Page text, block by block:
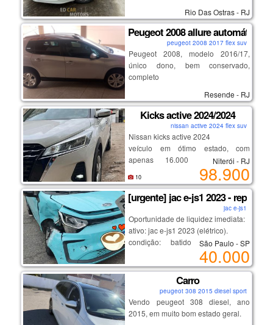
Rio Das Ostras - RJ
Peugeot 2008 allure automático
peugeot 2008 2017 flex suv
Peugeot 2008, modelo 2016/17,
único dono, bem conservado,
completo
Resende - RJ
Kicks active 2024/2024
nissan active 2024 flex suv
Nissan kicks active 2024
veículo em ótimo estado, com
apenas 16.000 km rodados.
econômico, confortável e ideal para
o dia a dia. motor 1.6, câmbio
automático, direção elétrica, ar-
condicionado, vidros e travas
elétricas, central multimídia, câmera
de ré e volante multifuncional. carro
bem conservado, pronto para uso.
Niterói - RJ
98.900
10
[urgente] jac e-js1 2023 - repasse
jac e-js1
Oportunidade de liquidez imediata:
ativo: jac e-js1 2023 (elétrico).
condição: batido (mecânica e
preço: r$ 15k abaixo da fipe para
docs: débitos de r$ 2k sendo
baixados no brb/df.
local: retirada no butantã/sp.
São Paulo - SP
40.000
Carro
peugeot 308 2015 diesel sport
Vendo peugeot 308 diesel, ano
2015, em muito bom estado geral.